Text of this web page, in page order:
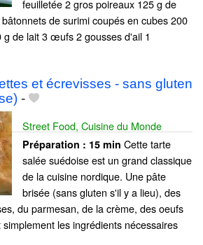
feuilletée 2 gros poireaux 125 g de
de surimi coupés en cubes 200
g de lait 3 œufs 2 gousses d'ail 1
et écrevisses - sans gluten
-
Street Food, Cuisine du Monde
Préparation : 15 min Cette tarte
salée suédoise est un grand classique
de la cuisine nordique. Une pâte
brisée (sans gluten s'il y a lieu), des
du parmesan, de la crème, des oeufs
les ingrédients nécessaires